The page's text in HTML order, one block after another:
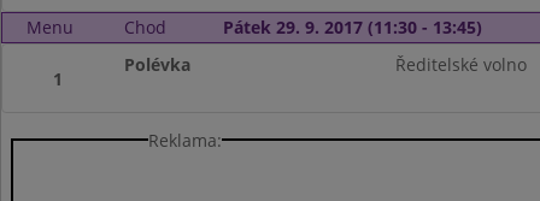
Menu Chod Pátek 29. 9. 2017 (11:30 - 13:45)
1
Polévka Ředitelské volno
Reklama: